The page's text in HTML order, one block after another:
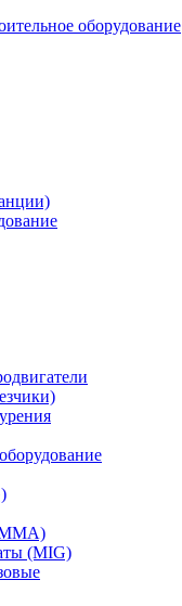
оборудование
(MIG)